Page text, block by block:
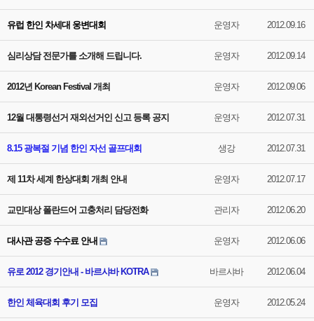
유럽 한인 차세대 웅변대회 운영자 2012.09.16
심리상담 전문가를 소개해 드립니다. 운영자 2012.09.14
2012년 Korean Festival 개최 운영자 2012.09.06
12월 대통령선거 재외선거인 신고 등록 공지 운영자 2012.07.31
8.15 광복절 기념 한인 자선 골프대회 생강 2012.07.31
제 11차 세계 한상대회 개최 안내 운영자 2012.07.17
교민대상 폴란드어 고충처리 담당전화 관리자 2012.06.20
대사관 공증 수수료 안내 운영자 2012.06.06
유로 2012 경기안내 - 바르샤바 KOTRA 바르샤바 2012.06.04
한인 체육대회 후기 모집 운영자 2012.05.24